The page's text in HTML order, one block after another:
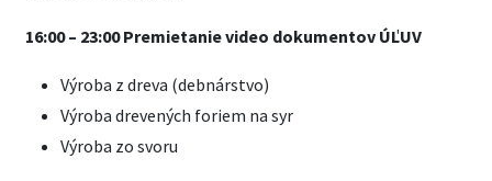
16:00 – 23:00 Premietanie video dokumentov ÚĽUV
Výroba z dreva (debnárstvo)
Výroba drevených foriem na syr
Výroba zo svoru